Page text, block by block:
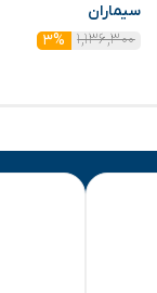
سیماران
۱,۱۳۶,۳۰۰
۳%